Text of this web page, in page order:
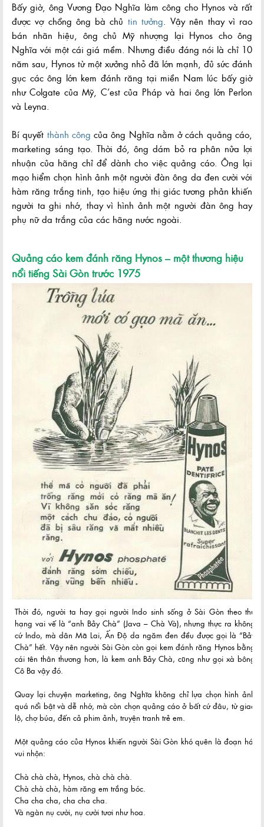
Bấy giờ, ông Vương Đạo Nghĩa làm công cho Hynos và rất
được vợ chồng ông bà chủ tin tưởng. Vậy nên thay vì rao
bán nhãn hiệu, ông chủ Mỹ nhượng lại Hynos cho ông
Nghĩa với một cái giá mềm. Nhưng điều đáng nói là chỉ 10
năm sau, Hynos từ một xưởng nhỏ đã lớn mạnh, đủ sức đánh
gục các ông lớn kem đánh răng tại miền Nam lúc bấy giờ
như Colgate của Mỹ, C’est của Pháp và hai ông lớn Perlon
và Leyna.
Bí quyết thành công của ông Nghĩa nằm ở cách quảng cáo,
marketing sáng tạo. Thời đó, ông dám bỏ ra phân nửa lợi
nhuận của hãng chỉ để dành cho việc quảng cáo. Ông lại
mạo hiểm chọn hình ảnh một người đàn ông da đen cười với
hàm răng trắng tinh, tạo hiệu ứng thị giác tương phản khiến
người ta ghi nhớ, thay vì hình ảnh một người đàn ông hay
phụ nữ da trắng của các hãng nước ngoài.
Quảng cáo kem đánh răng Hynos – một thương hiệu
nổi tiếng Sài Gòn trước 1975
Thời đó, người ta hay gọi người Indo sinh sống ở Sài Gòn theo thứ
hạng vai vế là “anh Bảy Chà” (Java – Chà Và), nhưng thực ra không
cứ Indo, mà dân Mã Lai, Ấn Độ da ngăm đen đều được gọi là “Bảy
Chà” hết. Vậy nên người Sài Gòn còn gọi kem đánh răng Hynos bằng
cái tên thân thương hơn, là kem anh Bảy Chà, cũng như gọi xà bông
Cô Ba vậy đó.
Quay lại chuyện marketing, ông Nghĩa không chỉ lựa chọn hình ảnh
quá nổi bật và dễ nhớ, mà còn chọn quảng cáo ở bất cứ đâu, từ giao
lộ, chợ búa, đến cả phim ảnh, truyện tranh trẻ em.
Một quảng cáo của Hynos khiến người Sài Gòn khó quên là đoạn hát
vui nhộn:
Chà chà chà, Hynos, chà chà chà.
Chà chà chà, hàm răng em trắng bóc.
Cha cha cha, cha cha cha.
Và ngàn nụ cười, nụ cười tươi như hoa.